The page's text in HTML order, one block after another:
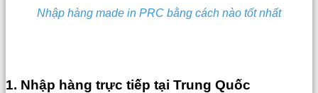
Nhập hàng made in PRC bằng cách nào tốt nhất
1. Nhập hàng trực tiếp tại Trung Quốc